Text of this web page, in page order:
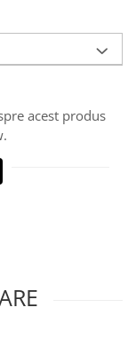
acest produs